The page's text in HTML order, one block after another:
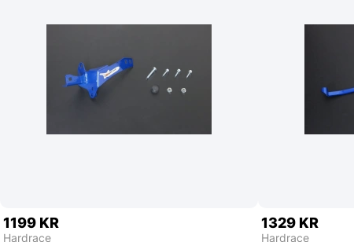
1199 KR
Hardrace
1329 KR
Hardrace